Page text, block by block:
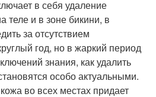
в себя удаление
теле и в зоне бикини, в
за отсутствием
год, но в жаркий период
знания, как удалить
особо актуальными.
во всех местах придает